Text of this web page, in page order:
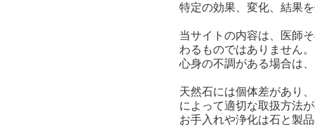
特定の効果、変化、結果
当サイトの内容は、医師
わるものではありません。
心身の不調がある場合は
天然石には個体差があり
によって適切な取扱方法
お手入れや浄化は石と製